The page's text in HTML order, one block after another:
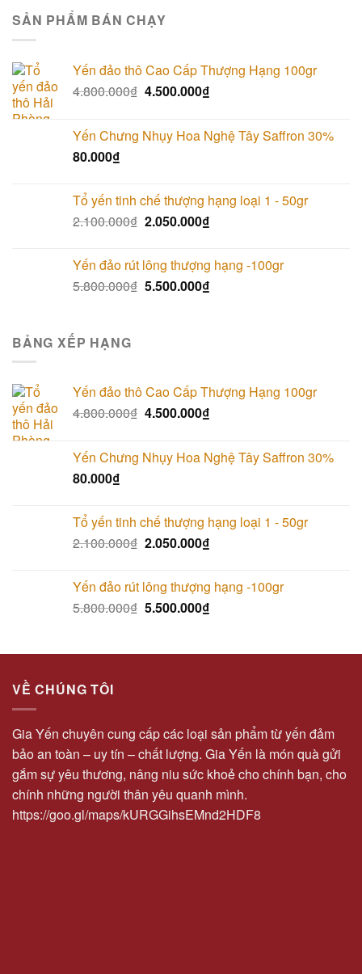
SẢN PHẨM BÁN CHẠY
Yến đảo thô Cao Cấp Thượng Hạng 100gr
4.800.000₫ 4.500.000₫
Yến Chưng Nhụy Hoa Nghệ Tây Saffron 30%
80.000₫
Tổ yến tinh chế thượng hạng loại 1 - 50gr
2.100.000₫ 2.050.000₫
Yến đảo rút lông thượng hạng -100gr
5.800.000₫ 5.500.000₫
BẢNG XẾP HẠNG
Yến đảo thô Cao Cấp Thượng Hạng 100gr
4.800.000₫ 4.500.000₫
Yến Chưng Nhụy Hoa Nghệ Tây Saffron 30%
80.000₫
Tổ yến tinh chế thượng hạng loại 1 - 50gr
2.100.000₫ 2.050.000₫
Yến đảo rút lông thượng hạng -100gr
5.800.000₫ 5.500.000₫
VỀ CHÚNG TÔI
Gia Yến chuyên cung cấp các loại sản phẩm từ yến đảm
bảo an toàn – uy tín – chất lượng. Gia Yến là món quà gửi
gắm sự yêu thương, nâng niu sức khoẻ cho chính bạn, cho
chính những người thân yêu quanh mình.
https://goo.gl/maps/kURGGihsEMnd2HDF8